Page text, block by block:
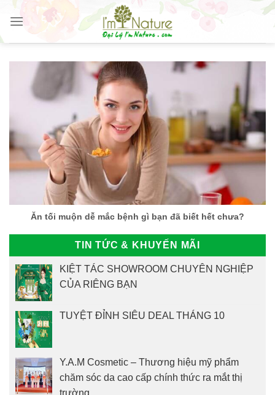
Skip
content
Ăn tối muộn dễ mắc bệnh gì bạn đã biết hết chưa?
TIN TỨC & KHUYẾN MÃI
KIỆT TÁC SHOWROOM CHUYÊN NGHIỆP
CỦA RIÊNG BẠN
TUYỆT ĐỈNH SIÊU DEAL THÁNG 10
Y.A.M Cosmetic – Thương hiệu mỹ phẩm
chăm sóc da cao cấp chính thức ra mắt thị